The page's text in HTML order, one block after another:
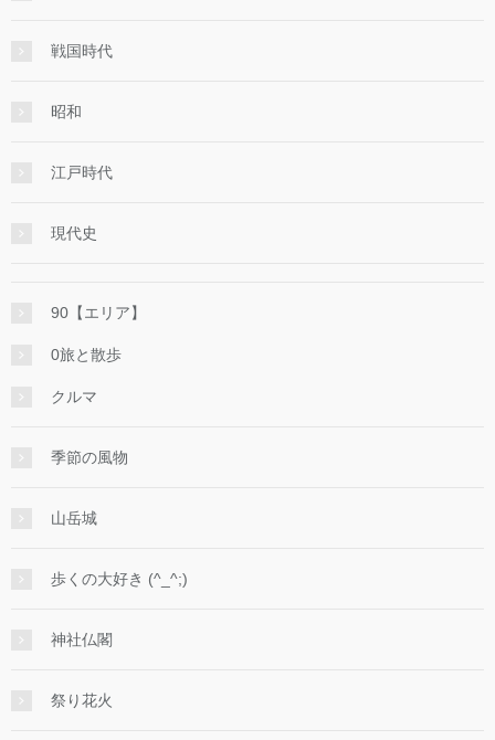
戦国時代
昭和
江戸時代
現代史
90【エリア】
0旅と散歩
クルマ
季節の風物
山岳城
歩くの大好き (^_^;)
神社仏閣
祭り花火